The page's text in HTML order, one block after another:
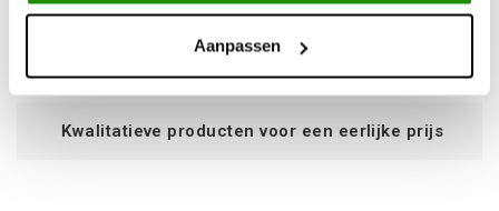
Aanpassen
Excl. btw
Excl. btw
€494,03
Incl. btw
voor een eerlijke prijs